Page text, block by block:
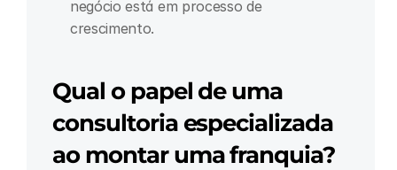
negócio está em processo de
crescimento.
Qual o papel de uma
consultoria especializada
ao montar uma franquia?